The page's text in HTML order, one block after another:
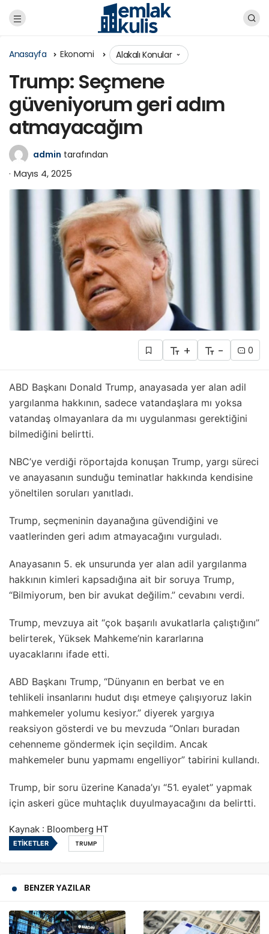
Anasayfa Ekonomi Alakalı Konular
Trump: Seçmene
güveniyorum geri adım
atmayacağım
admin tarafından
Mayıs 4, 2025
+ - 0
ABD Başkanı Donald Trump, anayasada yer alan adil
yargılanma hakkının, sadece vatandaşlara mı yoksa
vatandaş olmayanlara da mı uygulanması gerektiğini
bilmediğini belirtti.
NBC’ye verdiği röportajda konuşan Trump, yargı süreci
ve anayasanın sunduğu teminatlar hakkında kendisine
yöneltilen soruları yanıtladı.
Trump, seçmeninin dayanağına güvendiğini ve
vaatlerinden geri adım atmayacağını vurguladı.
Anayasanın 5. ek unsurunda yer alan adil yargılanma
hakkının kimleri kapsadığına ait bir soruya Trump,
“Bilmiyorum, ben bir avukat değilim.” cevabını verdi.
Trump, mevzuya ait “çok başarılı avukatlarla çalıştığını”
belirterek, Yüksek Mahkeme’nin kararlarına
uyacaklarını ifade etti.
ABD Başkanı Trump, “Dünyanın en berbat ve en
tehlikeli insanlarını hudut dışı etmeye çalışıyoruz lakin
mahkemeler yolumu kesiyor.” diyerek yargıya
reaksiyon gösterdi ve bu mevzuda “Onları buradan
cehenneme göndermek için seçildim. Ancak
mahkemeler bunu yapmamı engelliyor” tabirini kullandı.
Trump, bir soru üzerine Kanada’yı “51. eyalet” yapmak
için askeri güce muhtaçlık duyulmayacağını da belirtti.
Kaynak : Bloomberg HT
ETIKETLER TRUMP
BENZER YAZILAR